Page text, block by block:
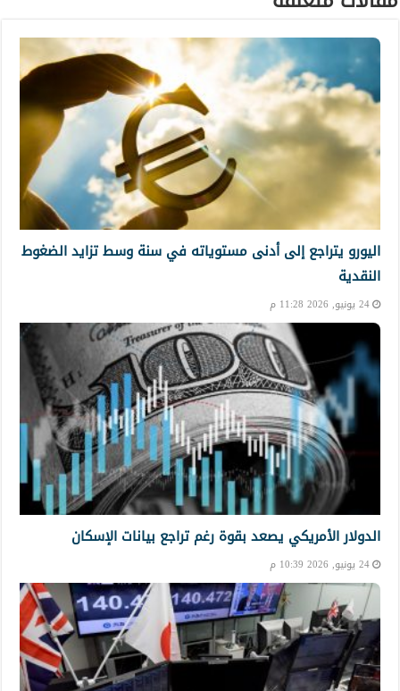
اليورو يتراجع إلى أدنى مستوياته في سنة وسط تزايد الضغوط
النقدية
24 يونيو, 2026 11:28 م
الدولار الأمريكي يصعد بقوة رغم تراجع بيانات الإسكان
24 يونيو, 2026 10:39 م